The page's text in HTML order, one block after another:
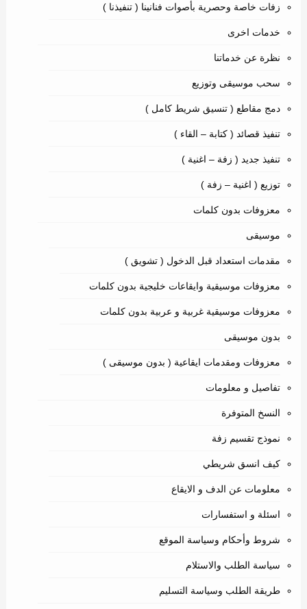
زفات خاصة وحصرية بأصوات فنانينا ( تنفيذنا )
خدمات اخرى
نظرة عن خدماتنا
سحب موسيقى وتوزيع
دمج مقاطع ( تنسيق شريط كامل )
تنفيذ قصائد ( كتابة – القاء )
تنفيذ جديد ( زفة – اغنية )
توزيع ( اغنية – زفة )
معزوفات بدون كلمات
موسيقى
مقدمات استعداد قبل الدخول ( تشويق )
معزوفات موسيقية وايقاعات خليجية بدون كلمات
معزوفات موسيقية غربية و عربية بدون كلمات
بدون موسيقى
معزوفات ومقدمات ايقاعية ( بدون موسيقى )
تفاصيل و معلومات
النسخ المتوفرة
نموذج تقسيم زفة
كيف انسق شريطي
معلومات عن الدف و الايقاع
اسئلة و استفسارات
شروط وأحكام وسياسة الموقع
سياسة الطلب والاستلام
طريقة الطلب وسياسة التسليم